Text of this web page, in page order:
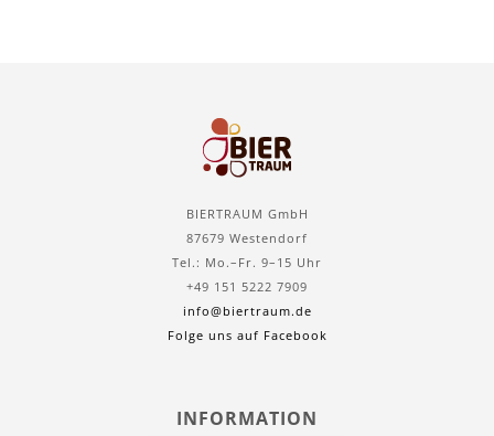
BIERTRAUM GmbH
87679 Westendorf
Tel.: Mo.–Fr. 9–15 Uhr
+49 151 5222 7909
info@biertraum.de
Folge uns auf Facebook
INFORMATION